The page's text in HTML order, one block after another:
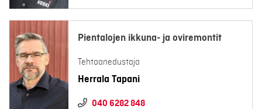
Pientalojen ikkuna- ja oviremontit
Tehtaanedustaja
Herrala Tapani
040 6282 848